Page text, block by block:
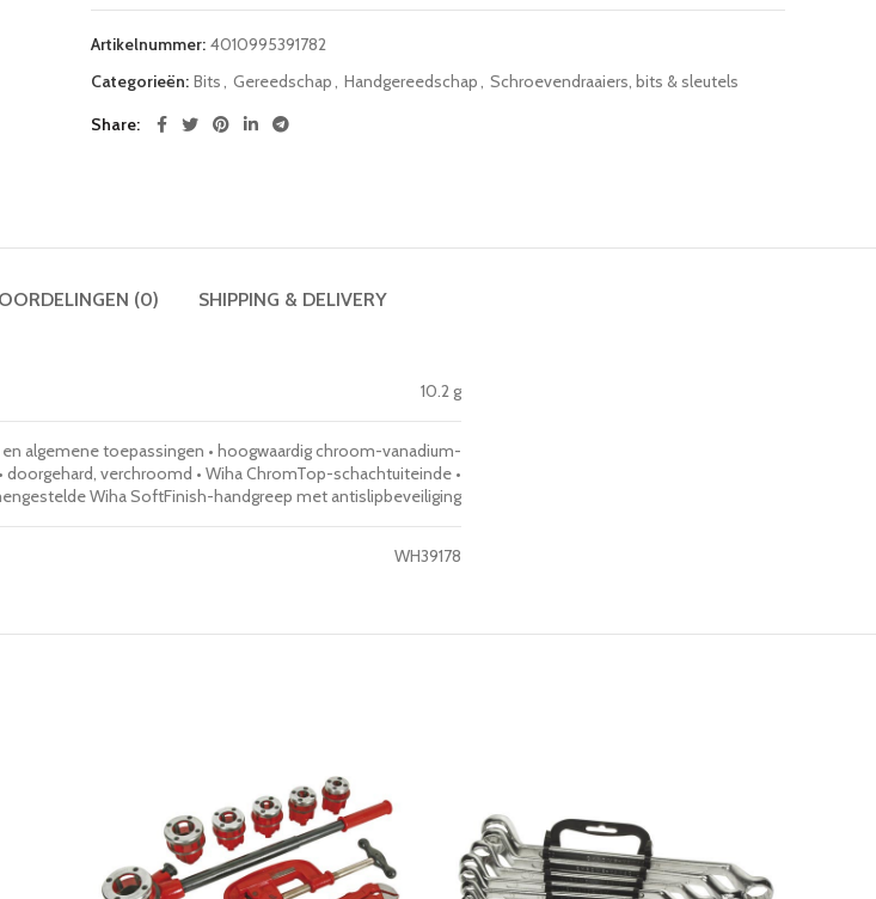
Artikelnummer: 4010995391782
Categorieën: Bits, Gereedschap, Handgereedschap, Schroevendraaiers, bits & sleutels
Share
(0) SHIPPING & DELIVERY
10.2 g
algemene toepassingen • hoogwaardig chroom-vanadium-
doorgehard, verchroomd • Wiha ChromTop-schachtuiteinde •
Wiha SoftFinish-handgreep met antislipbeveiliging
WH39178